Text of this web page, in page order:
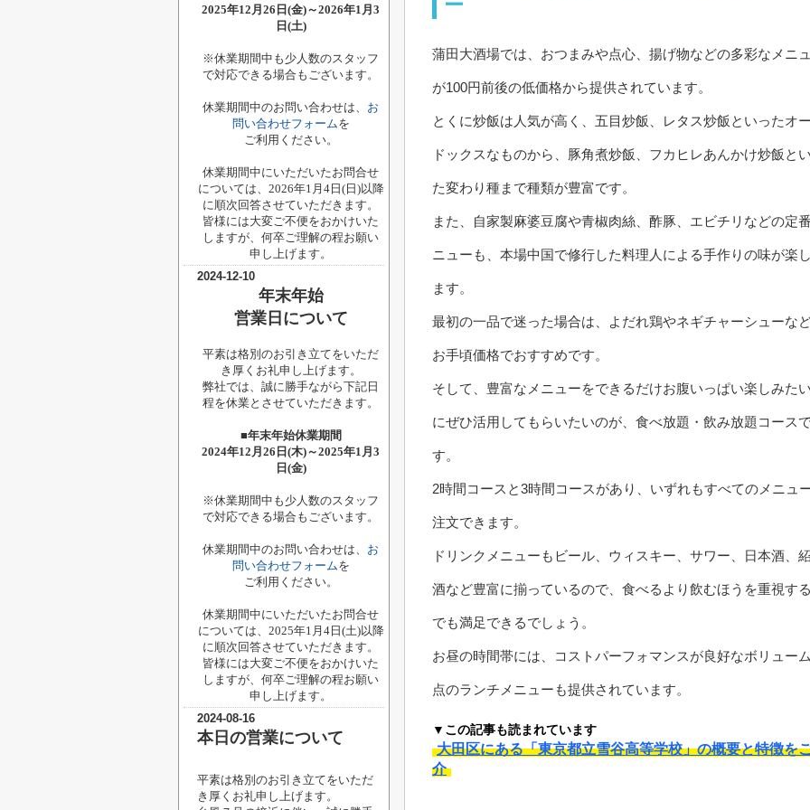
ー
蒲田大酒場では、おつまみや点心、揚げ物などの多彩なメニ
が100円前後の低価格から提供されています。
とくに炒飯は人気が高く、五目炒飯、レタス炒飯といったオ
ドックスなものから、豚角煮炒飯、フカヒレあんかけ炒飯と
た変わり種まで種類が豊富です。
また、自家製麻婆豆腐や青椒肉絲、酢豚、エビチリなどの定
ニューも、本場中国で修行した料理人による手作りの味が楽
ます。
最初の一品で迷った場合は、よだれ鶏やネギチャーシューな
お手頃価格でおすすめです。
そして、豊富なメニューをできるだけお腹いっぱい楽しみた
にぜひ活用してもらいたいのが、食べ放題・飲み放題コース
す。
2時間コースと3時間コースがあり、いずれもすべてのメニュ
注文できます。
ドリンクメニューもビール、ウィスキー、サワー、日本酒、
酒など豊富に揃っているので、食べるより飲むほうを重視す
でも満足できるでしょう。
お昼の時間帯には、コストパーフォマンスが良好なボリュー
点のランチメニューも提供されています。
▼この記事も読まれています
大田区にある「東京都立雪谷高等学校」の概要と特徴を
介
2025年12月26日(金)～2026年1月3
日(土)
※休業期間中も少人数のスタッフ
で対応できる場合もございます。
休業期間中のお問い合わせは、 お
問い合わせフォームを
ご利用ください。
休業期間中にいただいたお問合せ
については、2026年1月4日(日)以降
に順次回答させていただきます。
皆様には大変ご不便をおかけいた
しますが、何卒ご理解の程お願い
申し上げます。
2024-12-10
年末年始
営業日について
平素は格別のお引き立てをいただ
き厚くお礼申し上げます。
弊社では、誠に勝手ながら下記日
程を休業とさせていただきます。
■年末年始休業期間
2024年12月26日(木)～2025年1月3
日(金)
※休業期間中も少人数のスタッフ
で対応できる場合もございます。
休業期間中のお問い合わせは、 お
問い合わせフォームを
ご利用ください。
休業期間中にいただいたお問合せ
については、2025年1月4日(土)以降
に順次回答させていただきます。
皆様には大変ご不便をおかけいた
しますが、何卒ご理解の程お願い
申し上げます。
2024-08-16
本日の営業について
平素は格別のお引き立てをいただ
き厚くお礼申し上げます。